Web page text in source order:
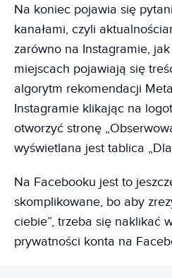
Na koniec pojawia się
kanałami, czyli
zarówno na Instagramie, jak
miejscach pojawiają się
algorytm rekomendacji
Instagramie klikając na
otworzyć stronę
wyświetlana jest tablica
Na Facebooku jest to
skomplikowane, bo aby
ciebie”, trzeba się naklikać
prywatności konta na